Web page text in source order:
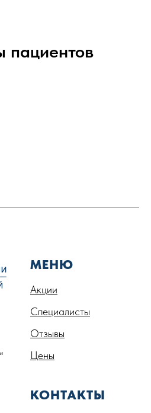
пациентов
МЕНЮ
Акции
Специалисты
Отзывы
Цены
КОНТАКТЫ